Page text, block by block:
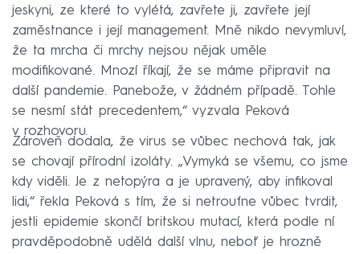
jeskyni, ze které to vylétá, zavřete ji, zavřete její
zaměstnance i její management. Mně nikdo nevymluví,
že ta mrcha či mrchy nejsou nějak uměle
modifikované. Mnozí říkají, že se máme připravit na
další pandemie. Panebože, v žádném případě. Tohle
se nesmí stát precedentem,“ vyzvala Peková
v rozhovoru.
Zároveň dodala, že virus se vůbec nechová tak, jak
se chovají přírodní izoláty. „Vymyká se všemu, co jsme
kdy viděli. Je z netopýra a je upravený, aby infikoval
lidi,“ řekla Peková s tím, že si netroufne vůbec tvrdit,
jestli epidemie skončí britskou mutací, která podle ní
pravděpodobně udělá další vlnu, neboť je hrozně